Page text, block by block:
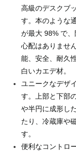
高級のデスクブ
す。本のような
が最大 98% で
心配はありませ
能、安全、耐久
白いカエデ材。
ユニークなデザ
す。上部と下部
や半円に成形し
たり、冷蔵庫や
す。
便利なコントロ